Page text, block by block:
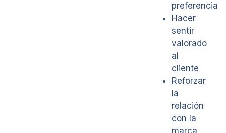
preferencia
Hacer
sentir
valorado
al
cliente
Reforzar
la
relación
con la